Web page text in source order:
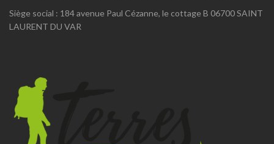
Siège social : 184 avenue Paul Cézanne, le cottage B 06700 SAINT
LAURENT DU VAR